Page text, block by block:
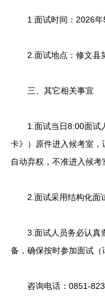
1.面试时间：2026年5
2.面试地点：修文县第
三、其它相关事宜
1.面试当日8:00面试人
卡》）原件进入候考室
自动弃权，不准进入候考
2.面试采用结构化面试
3.面试人员务必认真查
备，确保按时参加面试（
咨询电话：0851-